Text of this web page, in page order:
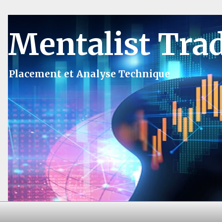
Mentalist
Placement et Analyse Technique